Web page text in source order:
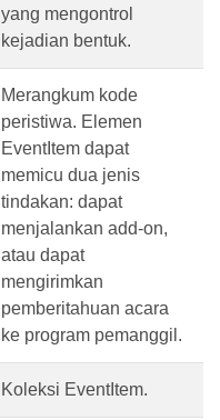
yang mengontrol
kejadian bentuk.
Merangkum kode
peristiwa. Elemen
EventItem dapat
memicu dua jenis
tindakan: dapat
menjalankan add-on,
atau dapat
mengirimkan
pemberitahuan acara
ke program pemanggil.
Koleksi EventItem.